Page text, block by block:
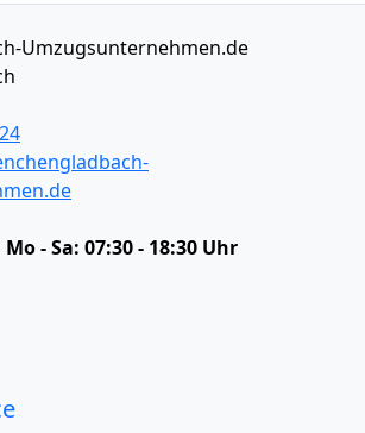
Umzugsunternehmen.de
Mo - Sa: 07:30 - 18:30 Uhr